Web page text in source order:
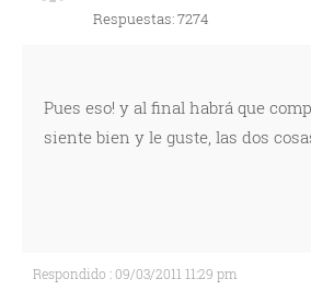
Respuestas: 7274
Pues eso! y al final habrá que
siente bien y le guste, las dos
Respondido : 09/03/2011 11:29 pm